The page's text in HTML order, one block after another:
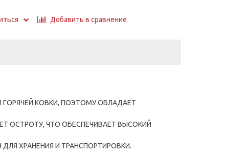
Добавить в сравнение
КОВКИ, ПОЭТОМУ ОБЛАДАЕТ
ОСТРОТУ, ЧТО ОБЕСПЕЧИВАЕТ ВЫСОКИЙ
ХРАНЕНИЯ И ТРАНСПОРТИРОВКИ.